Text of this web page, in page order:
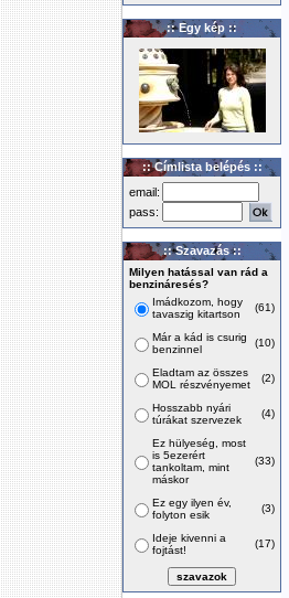
:: Egy kép ::
:: Címlista belépés ::
email:
pass:
:: Szavazás ::
Milyen hatással van rád a
benzináresés?
Imádkozom, hogy
tavaszig kitartson
(61)
Már a kád is csurig
benzinnel
(10)
Eladtam az összes
MOL részvényemet
(2)
Hosszabb nyári
túrákat szervezek
(4)
Ez hülyeség, most
is 5ezerért
tankoltam, mint
máskor
(33)
Ez egy ilyen év,
folyton esik
(3)
Ideje kivenni a
fojtást!
(17)